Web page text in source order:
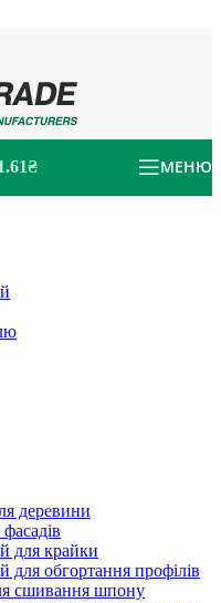
МЕНЮ
деревини
для крайки
обгортання профілів
сшивання шпону